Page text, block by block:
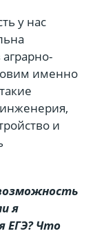
у нас
именно
и
я
ЕГЭ? Что